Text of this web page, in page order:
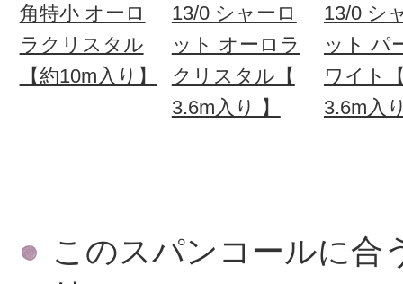
角特小 オーロ
ラクリスタル
【約10m入り】
13/0 シャーロ
ット オーロラ
クリスタル【
3.6m入り 】
13/0 シ
ット パ
ワイト
3.6m入
このスパンコールに合